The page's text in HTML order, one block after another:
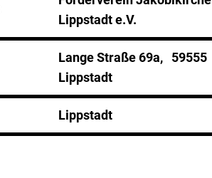
Lippstadt e.V.
Lange Straße 69a, 59555
Lippstadt
Lippstadt